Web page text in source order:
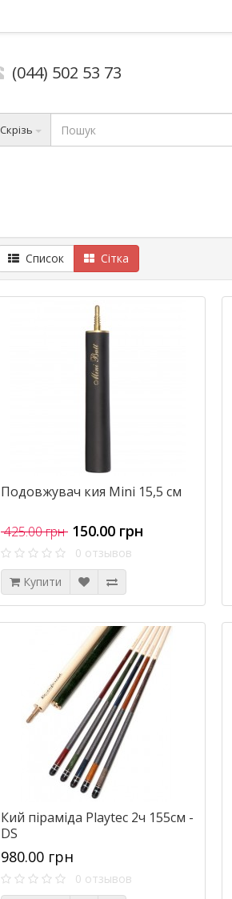
(044) 502 53 73
Скрізь
Список Сітка
Подовжувач кия Mini 15,5 см
425.00 грн 150.00 грн
0 отзывов
Купити
Кий піраміда Playtec 2ч 155см -
DS
980.00 грн
0 отзывов